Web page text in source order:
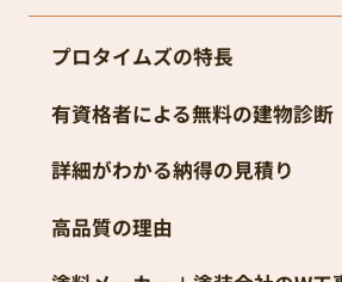
料金について・お得情報
料金について